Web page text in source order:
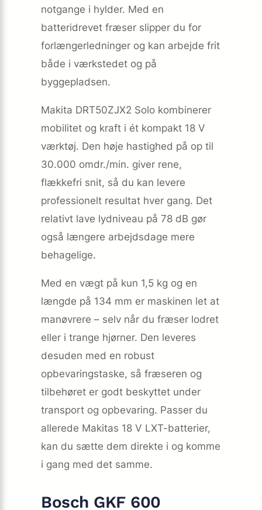
notgange i hylder. Med en
batteridrevet fræser slipper du for
forlængerledninger og kan arbejde frit
både i værkstedet og på
byggepladsen.
Makita DRT50ZJX2 Solo kombinerer
mobilitet og kraft i ét kompakt 18 V
værktøj. Den høje hastighed på op til
30.000 omdr./min. giver rene,
flækkefri snit, så du kan levere
professionelt resultat hver gang. Det
relativt lave lydniveau på 78 dB gør
også længere arbejdsdage mere
behagelige.
Med en vægt på kun 1,5 kg og en
længde på 134 mm er maskinen let at
manøvrere – selv når du fræser lodret
eller i trange hjørner. Den leveres
desuden med en robust
opbevaringstaske, så fræseren og
tilbehøret er godt beskyttet under
transport og opbevaring. Passer du
allerede Makitas 18 V LXT-batterier,
kan du sætte dem direkte i og komme
i gang med det samme.
Bosch GKF 600